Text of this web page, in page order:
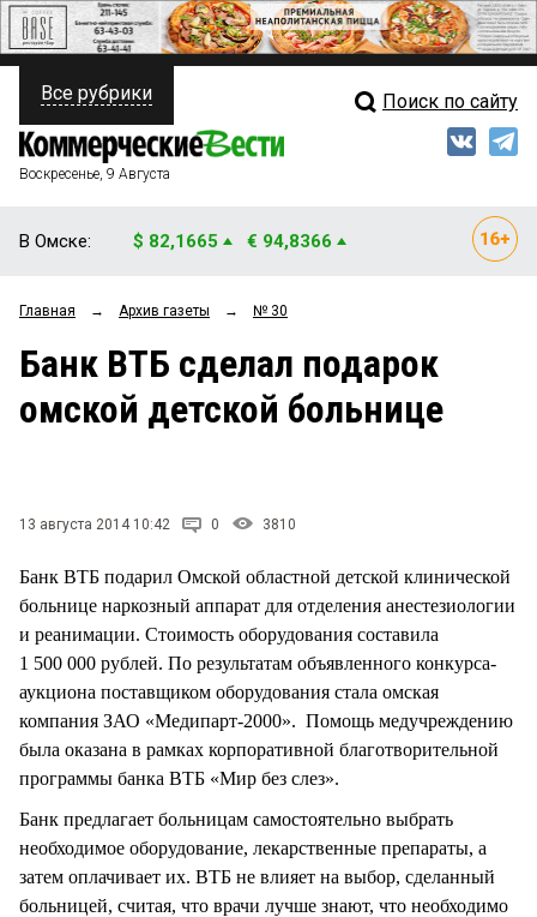
ПОЛИТИКА
ФИНАНСЫ
ОБЩЕСТВО
ЗАКОН
НОВОСТИ КОМПАНИЙ
СТИЛЬ ЖИЗНИ
Свежий выпуск
Рейтинги
Блоги
Все рубрики Поиск по сайту
Воскресенье, 9 Августа
В Омске: $ 82,1665 € 94,8366
Главная → Архив газеты → № 30
Банк ВТБ сделал подарок
омской детской больнице
13 августа 2014 10:42 0 3810
Банк ВТБ подарил Омской областной детской клинической
больнице наркозный аппарат для отделения анестезиологии
и реанимации. Стоимость оборудования составила
1 500 000 рублей. По результатам объявленного конкурса-
аукциона поставщиком оборудования стала омская
компания ЗАО «Медипарт-2000». Помощь медучреждению
была оказана в рамках корпоративной благотворительной
программы банка ВТБ «Мир без слез».
Банк предлагает больницам самостоятельно выбрать
необходимое оборудование, лекарственные препараты, а
затем оплачивает их. ВТБ не влияет на выбор, сделанный
больницей, считая, что врачи лучше знают, что необходимо